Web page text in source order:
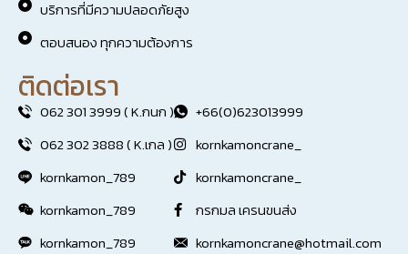
บริการที่มีความปลอดภัยสูง
ตอบสนอง ทุกความต้องการ
ติดต่อเรา
062 301 3999 ( K.กนก )
062 302 3888 ( K.เกล )
kornkamon_789
kornkamon_789
kornkamon_789
+66(0)623013999
kornkamoncrane_
kornkamoncrane_
กรกมล เครนขนส่ง
kornkamoncrane@hotmail.com